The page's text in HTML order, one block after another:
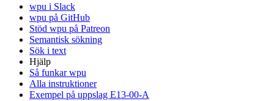
wpu i Slack
wpu på GitHub
Stöd wpu på Patreon
Semantisk sökning
Sök i text
Hjälp
Så funkar wpu
Alla instruktioner
Exempel på uppslag E13-00-A